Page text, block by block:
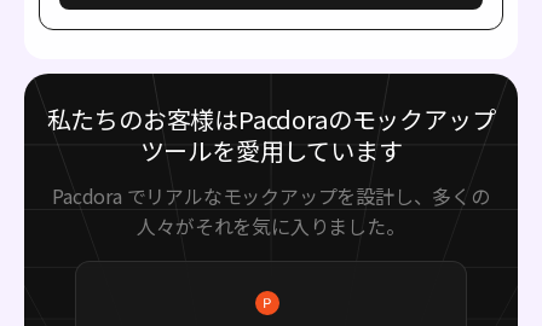
私たちのお客様はPacdoraのモックアップ
ツールを愛用しています
Pacdora でリアルなモックアップを設計し、多くの
人々がそれを気に入りました。